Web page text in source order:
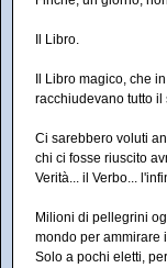
Il Libro.
Il Libro magico, che
racchiudevano tutto
Ci sarebbero voluti
chi ci fosse riuscito
Verità... il Verbo...
Milioni di pellegrini
mondo per ammirare
Solo a pochi eletti,